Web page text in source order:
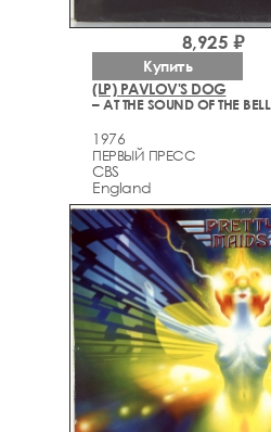
(LP) PAVLOV'S DOG
– AT THE SOUND OF THE BELL
1976
ПЕРВЫЙ ПРЕСС
CBS
England
8,925 ₽
Купить